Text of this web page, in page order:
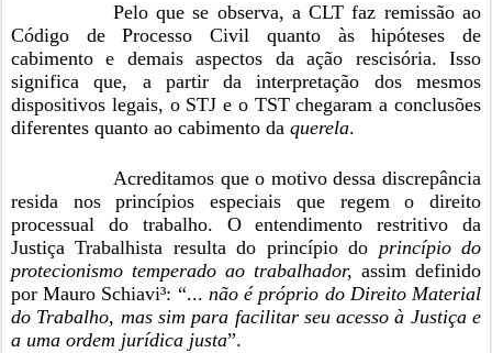
Pelo que se observa, a CLT faz remissão ao
Código de Processo Civil quanto às hipóteses de
cabimento e demais aspectos da ação rescisória. Isso
significa que, a partir da interpretação dos mesmos
dispositivos legais, o STJ e o TST chegaram a conclusões
diferentes quanto ao cabimento da querela.
Acreditamos que o motivo dessa discrepância
resida nos princípios especiais que regem o direito
processual do trabalho. O entendimento restritivo da
Justiça Trabalhista resulta do princípio do princípio do
protecionismo temperado ao trabalhador, assim definido
por Mauro Schiavi³: “... não é próprio do Direito Material
do Trabalho, mas sim para facilitar seu acesso à Justiça e
a uma ordem jurídica justa”.